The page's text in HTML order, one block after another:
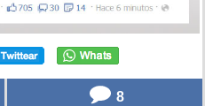
8